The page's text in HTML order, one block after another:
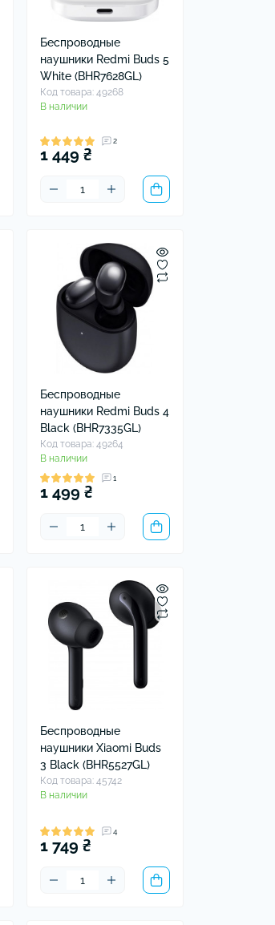
Беспроводные
наушники Redmi Buds 5
White (BHR7628GL)
Код товара: 49268
В наличии
2
1 449 ₴
Беспроводные
наушники Redmi Buds 4
Black (BHR7335GL)
Код товара: 49264
В наличии
1
1 499 ₴
Беспроводные
наушники Xiaomi Buds
3 Black (BHR5527GL)
Код товара: 45742
В наличии
4
1 749 ₴